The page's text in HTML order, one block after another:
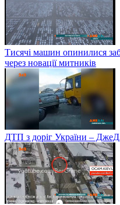
Тисячі машин опинилися
через новації митників
ДТП з доріг України –